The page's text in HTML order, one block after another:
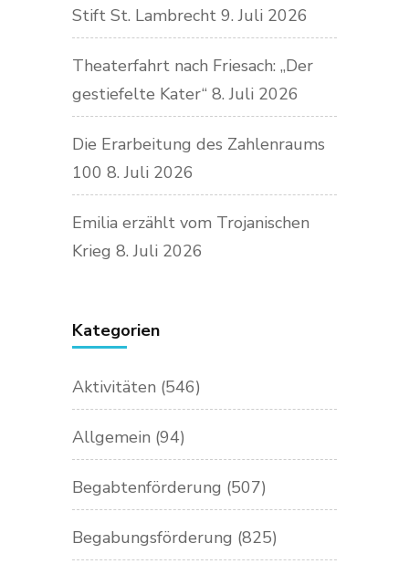
Stift St. Lambrecht 9. Juli 2026
Theaterfahrt nach Friesach: „Der
gestiefelte Kater“ 8. Juli 2026
Die Erarbeitung des Zahlenraums
100 8. Juli 2026
Emilia erzählt vom Trojanischen
Krieg 8. Juli 2026
Kategorien
Aktivitäten (546)
Allgemein (94)
Begabtenförderung (507)
Begabungsförderung (825)